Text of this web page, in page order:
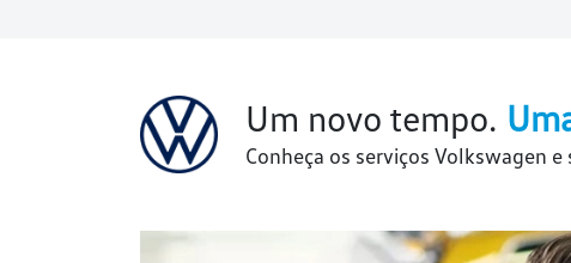
Um novo tempo.
Conheça os serviços Volkswagen e